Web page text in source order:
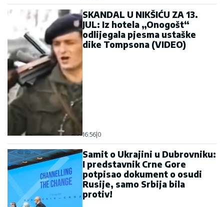
SKANDAL U NIKŠIĆU ZA 13.
JUL: Iz hotela „Onogošt“
odlijegala pjesma ustaške
dike Tompsona (VIDEO)
16:56 0
Samit o Ukrajini u Dubrovniku:
I predstavnik Crne Gore
potpisao dokument o osudi
Rusije, samo Srbija bila
protiv!